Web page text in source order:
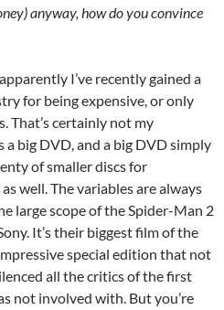
anyway, how do you convince
I’ve recently gained a
for being expensive, or only
That’s certainly not my
big DVD, and a big DVD simply
of smaller discs for
well. The variables are always
large scope of the Spider-Man 2
It’s their biggest film of the
special edition that not
all the critics of the first
not involved with. But you’re